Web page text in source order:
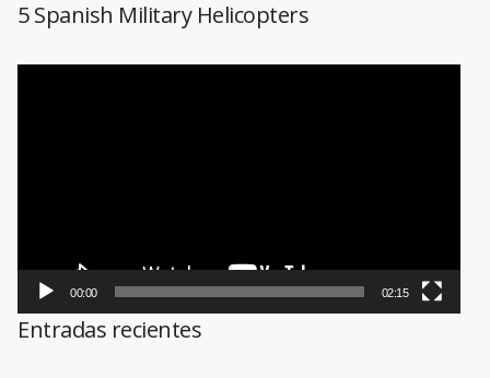
5 Spanish Military Helicopters
00:00 02:15
Entradas recientes